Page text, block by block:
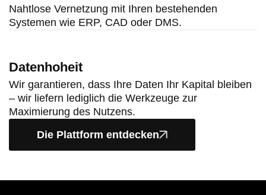
Die Plattform entdecken
Nahtlose Vernetzung mit Ihren bestehenden
Systemen wie ERP, CAD oder DMS.
Datenhoheit
Wir garantieren, dass Ihre Daten Ihr Kapital bleiben
– wir liefern lediglich die Werkzeuge zur
Maximierung des Nutzens.